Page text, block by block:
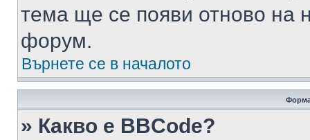
тема ще се появи отново на
форум.
Върнете се в началото
» Какво е BBCode?